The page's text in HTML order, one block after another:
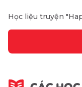
Học liệu truyện